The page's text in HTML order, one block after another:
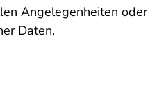
Angelegenheiten oder
Daten.